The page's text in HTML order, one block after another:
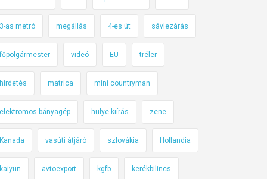
3-as metró megállás 4-es út sávlezárás
főpolgármester videó EU tréler
hirdetés matrica mini countryman
elektromos bányagép hülye kiírás zene
Kanada vasúti átjáró szlovákia Hollandia
kaiyun avtoexport kgfb kerékbilincs